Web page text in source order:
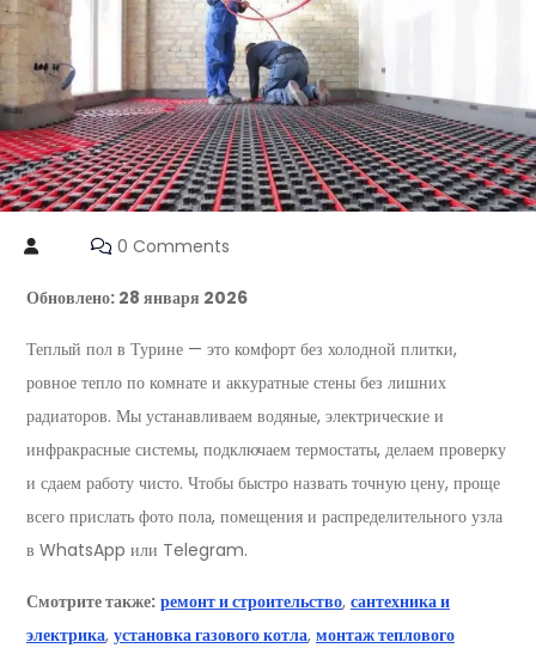
0 Comments
Обновлено: 28 января 2026
Теплый пол в Турине — это комфорт без холодной плитки,
ровное тепло по комнате и аккуратные стены без лишних
радиаторов. Мы устанавливаем водяные, электрические и
инфракрасные системы, подключаем термостаты, делаем проверку
и сдаем работу чисто. Чтобы быстро назвать точную цену, проще
всего прислать фото пола, помещения и распределительного узла
в WhatsApp или Telegram.
Смотрите также: ремонт и строительство, сантехника и
электрика, установка газового котла, монтаж теплового